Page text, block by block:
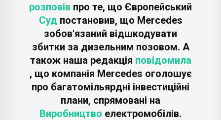
розповів про те, що Європейський
Суд постановив, що Mercedes
зобов'язаний відшкодувати
збитки за дизельним позовом. А
також наша редакція повідомила
, що компанія Mercedes оголошує
про багатомільярдні інвестиційні
плани, спрямовані на
Виробництво електромобілів.